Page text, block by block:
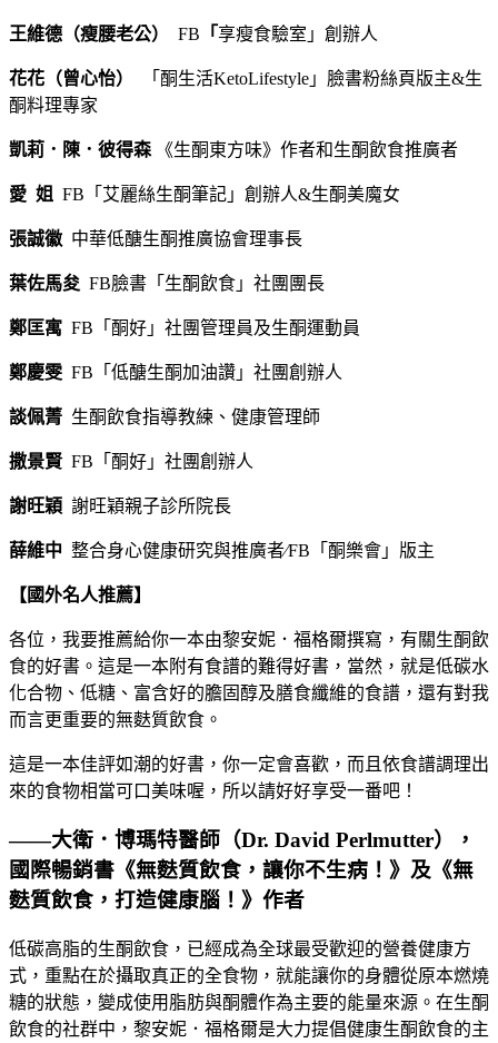
王維德（瘦腰老公） FB 「享瘦食驗室」創辦人
花花（曾心怡）
「酮生活KetoLifestyle」臉書粉絲頁版主&生
酮料理專家
凱莉．陳．彼得森 《生酮東方味》作者和生酮飲食推廣者
愛 姐 FB「艾麗絲生酮筆記」創辦人&生酮美魔女
張誠徽 中華低醣生酮推廣協會理事長
葉佐馬夋 FB臉書「生酮飲食」社團團長
鄭匡寓 FB「酮好」社團管理員及生酮運動員
鄭慶雯 FB「低醣生酮加油讚」社團創辦人
談佩菁 生酮飲食指導教練、健康管理師
撒景賢FB「酮好」社團創辦人
謝旺穎 謝旺穎親子診所院長
薛維中 整合身心健康研究與推廣者∕FB「酮樂會」版主
【國外名人推薦】
各位，我要推薦給你一本由黎安妮．福格爾撰寫，有關生酮飲
食的好書。這是一本附有食譜的難得好書，當然，就是低碳水
化合物、低糖、富含好的膽固醇及膳食纖維的食譜，還有對我
而言更重要的無麩質飲食。
這是一本佳評如潮的好書，你一定會喜歡，而且依食譜調理出
來的食物相當可口美味喔，所以請好好享受一番吧！
——大衛．博瑪特醫師（Dr. David Perlmutter），
國際暢銷書《無麩質飲食，讓你不生病！》及《無
麩質飲食，打造健康腦！》作者
低碳高脂的生酮飲食，已經成為全球最受歡迎的營養健康方
式，重點在於攝取真正的全食物，就能讓你的身體從原本燃燒
糖的狀態，變成使用脂肪與酮體作為主要的能量來源。在生酮
飲食的社群中，黎安妮．福格爾是大力提倡健康生酮飲食的主